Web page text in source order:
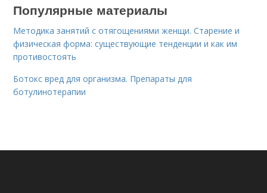
Популярные материалы
Методика занятий с отягощениями женщи. Старение и
физическая форма: существующие тенденции и как им
противостоять
Ботокс вред для организма. Препараты для
ботулинотерапии